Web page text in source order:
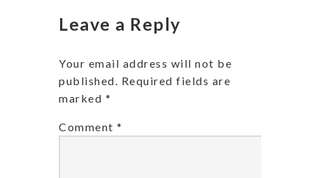
Leave a Reply
Your email address will not be
published. Required fields are
marked *
Comment *